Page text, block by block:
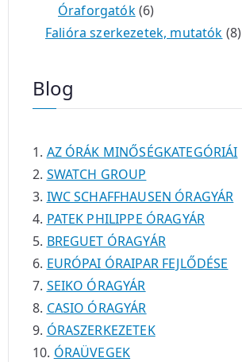
é
k
é
é
m
t
e
t
e
t
k
Óraforgatók 66
t
k
Falióra szerkezetek, mutatók 88
é
Blog
AZ ÓRÁK MINŐSÉGKATEGÓRIÁI
SWATCH GROUP
IWC SCHAFFHAUSEN ÓRAGYÁR
PATEK PHILIPPE ÓRAGYÁR
BREGUET ÓRAGYÁR
EURÓPAI ÓRAIPAR FEJLŐDÉSE
SEIKO ÓRAGYÁR
CASIO ÓRAGYÁR
ÓRASZERKEZETEK
ÓRAÜVEGEK